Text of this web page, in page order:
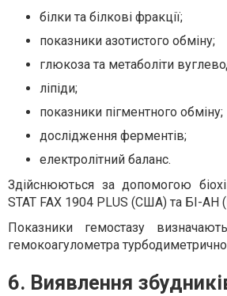
білки та білкові фракції;
показники азотистого обміну;
глюкоза та метаболіти
ліпіди;
показники пігментного обміну;
дослідження ферментів;
електролітний баланс.
Здійснюються за допомогою
STAT FAX 1904 PLUS (США) та БІ-АН
Показники гемостазу
гемокоагулометра
6. Виявлення